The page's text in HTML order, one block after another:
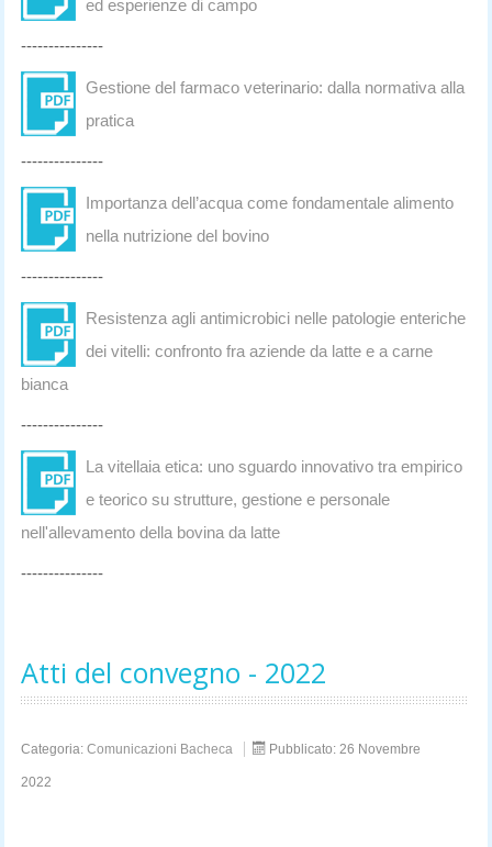
ed esperienze di campo
---------------
Gestione del farmaco veterinario: dalla normativa alla
pratica
---------------
Importanza dell’acqua come fondamentale alimento
nella nutrizione del bovino
---------------
Resistenza agli antimicrobici nelle patologie enteriche
dei vitelli: confronto fra aziende da latte e a carne
bianca
---------------
La vitellaia etica: uno sguardo innovativo tra empirico
e teorico su strutture, gestione e personale
nell'allevamento della bovina da latte
---------------
Atti del convegno - 2022
Categoria: Comunicazioni Bacheca Pubblicato: 26 Novembre
2022